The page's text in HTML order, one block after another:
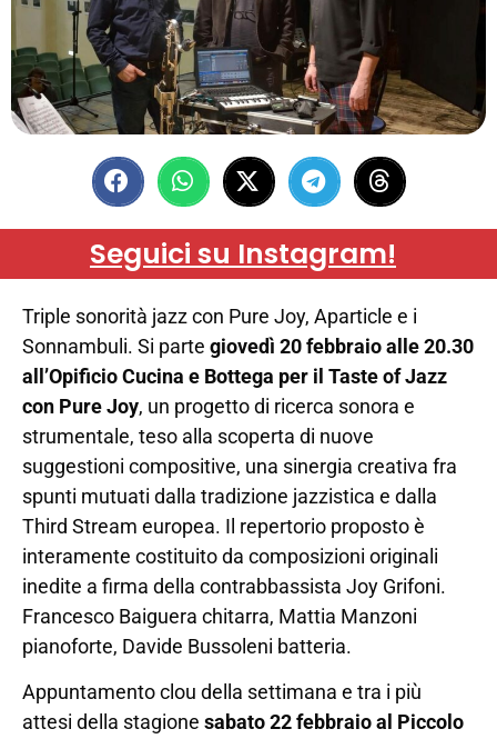
Seguici su Instagram!
Triple sonorità jazz con Pure Joy, Aparticle e i
Sonnambuli. Si parte giovedì 20 febbraio alle 20.30
all’Opificio Cucina e Bottega per il Taste of Jazz
con Pure Joy, un progetto di ricerca sonora e
strumentale, teso alla scoperta di nuove
suggestioni compositive, una sinergia creativa fra
spunti mutuati dalla tradizione jazzistica e dalla
Third Stream europea. Il repertorio proposto è
interamente costituito da composizioni originali
inedite a firma della contrabbassista Joy Grifoni.
Francesco Baiguera chitarra, Mattia Manzoni
pianoforte, Davide Bussoleni batteria.
Appuntamento clou della settimana e tra i più
attesi della stagione sabato 22 febbraio al Piccolo